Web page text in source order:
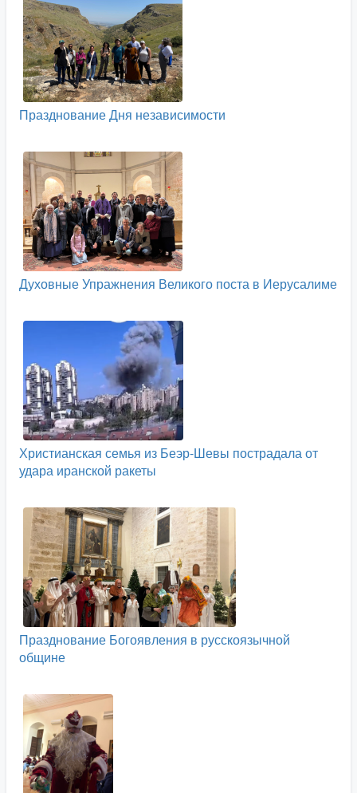
Празднование Дня независимости
Духовные Упражнения Великого поста в Иерусалиме
Христианская семья из Беэр-Шевы пострадала от
удара иранской ракеты
Празднование Богоявления в русскоязычной
общине